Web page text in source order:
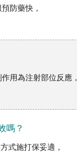
防藥快，
用為注射部位反應，
嗎？
式施打保妥適，